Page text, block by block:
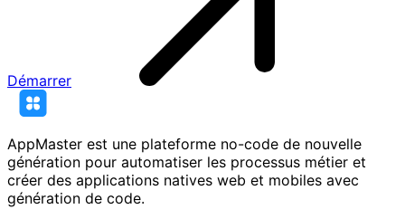
Démarrer
AppMaster est une plateforme no-code de nouvelle
génération pour automatiser les processus métier et
créer des applications natives web et mobiles avec
génération de code.